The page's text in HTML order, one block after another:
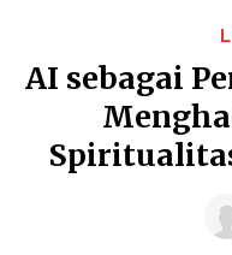
AI sebagai